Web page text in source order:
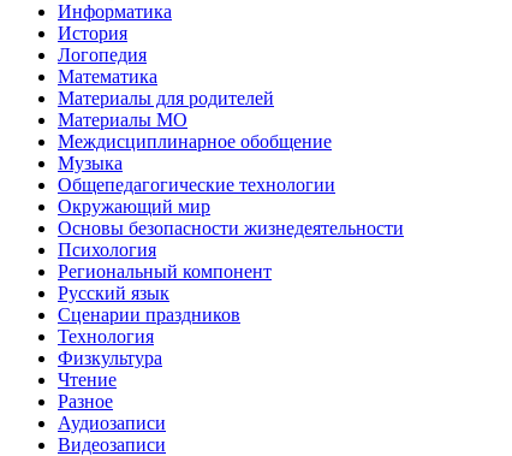
Информатика
История
Логопедия
Математика
Материалы для родителей
Материалы МО
Междисциплинарное обобщение
Музыка
Общепедагогические технологии
Окружающий мир
Основы безопасности жизнедеятельности
Психология
Региональный компонент
Русский язык
Сценарии праздников
Технология
Физкультура
Чтение
Разное
Аудиозаписи
Видеозаписи